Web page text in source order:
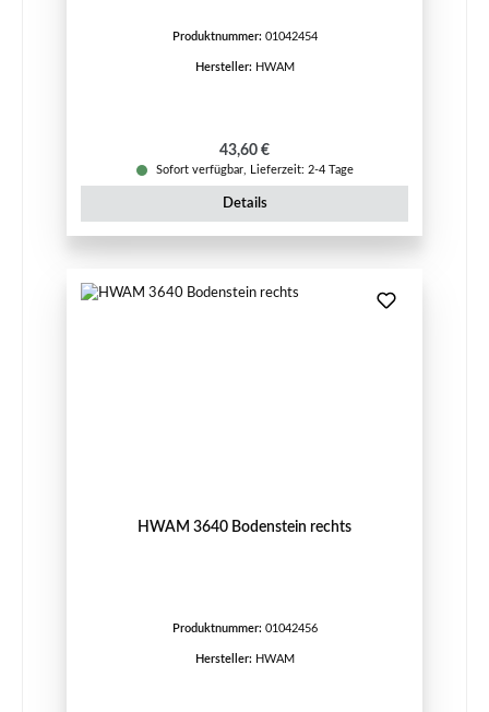
Produktnummer: 01042454
Hersteller: HWAM
Regulärer Preis:
43,60 €
Sofort verfügbar, Lieferzeit: 2-4 Tage
Details
HWAM 3640 Bodenstein rechts
Produktnummer: 01042456
Hersteller: HWAM